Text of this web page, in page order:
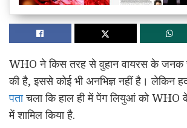
WHO ने किस तरह से वुहान वायरस के जनक
की है, इससे कोई भी अनभिज्ञ नहीं है। लेकिन
पताचला कि हाल ही में पेंग लियुआं को WHO
में शामिल किया है.